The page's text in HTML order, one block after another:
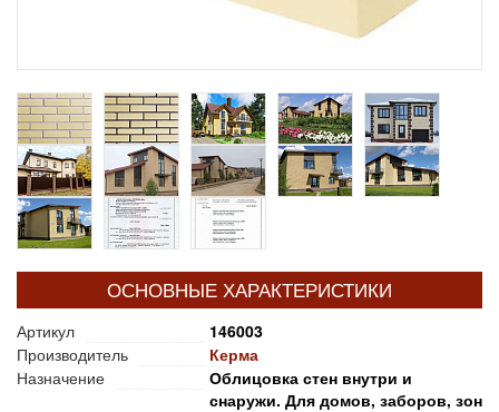
ОСНОВНЫЕ ХАРАКТЕРИСТИКИ
Артикул
146003
Производитель
Керма
Назначение
Облицовка стен внутри и
снаружи. Для домов, заборов, зон